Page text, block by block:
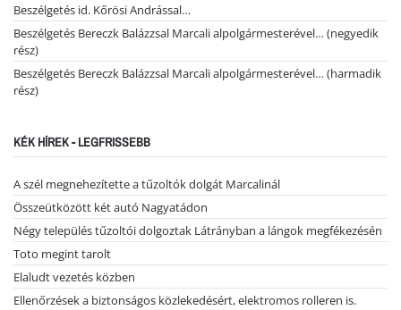
Beszélgetés id. Kőrösi Andrással…
Beszélgetés Bereczk Balázzsal Marcali alpolgármesterével… (negyedik
rész)
Beszélgetés Bereczk Balázzsal Marcali alpolgármesterével… (harmadik
rész)
KÉK HÍREK - LEGFRISSEBB
A szél megnehezítette a tűzoltók dolgát Marcalinál
Összeütközött két autó Nagyatádon
Négy település tűzoltói dolgoztak Látrányban a lángok megfékezésén
Toto megint tarolt
Elaludt vezetés közben
Ellenőrzések a biztonságos közlekedésért, elektromos rolleren is.